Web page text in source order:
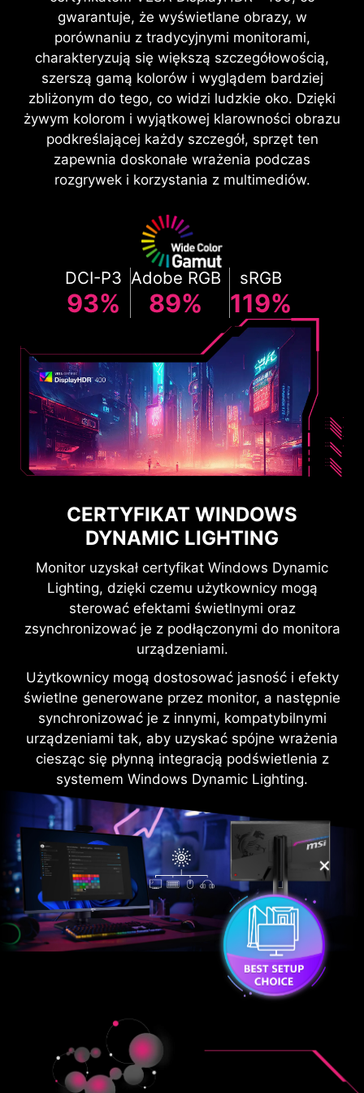
gwarantuje, że wyświetlane obrazy, w
porównaniu z tradycyjnymi monitorami,
charakteryzują się większą szczegółowością,
szerszą gamą kolorów i wyglądem bardziej
zbliżonym do tego, co widzi ludzkie oko. Dzięki
żywym kolorom i wyjątkowej klarowności obrazu
podkreślającej każdy szczegół, sprzęt ten
zapewnia doskonałe wrażenia podczas
rozgrywek i korzystania z multimediów.
DCI-P3
93%
Adobe RGB
89%
sRGB
119%
CERTYFIKAT WINDOWS
DYNAMIC LIGHTING
Monitor uzyskał certyfikat Windows Dynamic
Lighting, dzięki czemu użytkownicy mogą
sterować efektami świetlnymi oraz
zsynchronizować je z podłączonymi do monitora
urządzeniami.
Użytkownicy mogą dostosować jasność i efekty
świetlne generowane przez monitor, a następnie
synchronizować je z innymi, kompatybilnymi
urządzeniami tak, aby uzyskać spójne wrażenia
ciesząc się płynną integracją podświetlenia z
systemem Windows Dynamic Lighting.
✕